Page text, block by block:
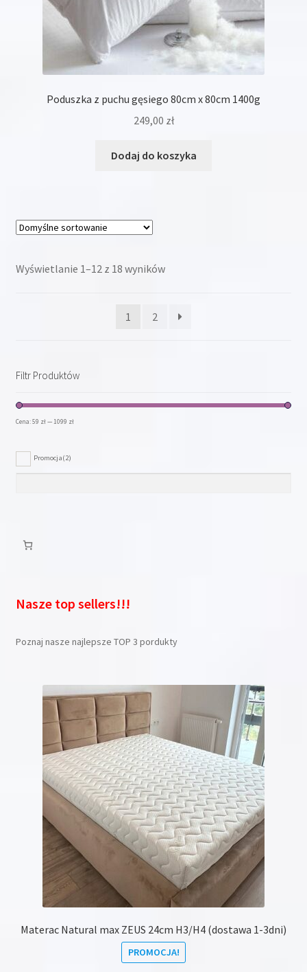
Poduszka z puchu gęsiego 80cm x 80cm 1400g
249,00 zł
Dodaj do koszyka
Wyświetlanie 1–12 z 18 wyników
1 2
Filtr Produktów
Cena:59 zł—1099 zł
Promocja(2)
Nasze top sellers!!!
Poznaj nasze najlepsze TOP 3 pordukty
Materac Natural max ZEUS 24cm H3/H4 (dostawa 1-3dni)
PROMOCJA!